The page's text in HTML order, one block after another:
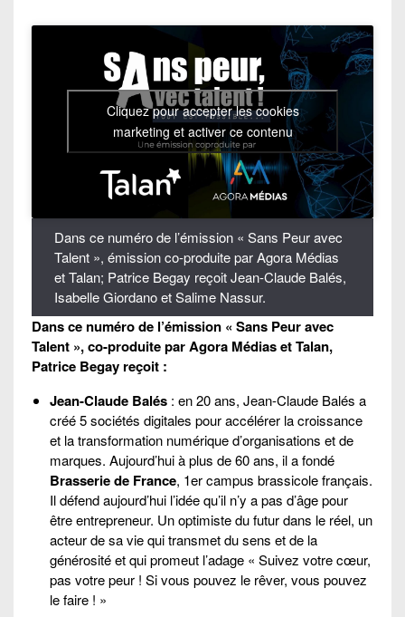
Cliquez pour accepter les cookies
marketing et activer ce contenu
Dans ce numéro de l’émission « Sans Peur avec
Talent », émission co-produite par Agora Médias
et Talan; Patrice Begay reçoit Jean-Claude Balés,
Isabelle Giordano et Salime Nassur.
Dans ce numéro de l’émission « Sans Peur avec
Talent », co-produite par Agora Médias et Talan,
Patrice Begay reçoit :
Jean-Claude Balés : en 20 ans, Jean-Claude Balés a
créé 5 sociétés digitales pour accélérer la croissance
et la transformation numérique d’organisations et de
marques. Aujourd’hui à plus de 60 ans, il a fondé
Brasserie de France, 1er campus brassicole français.
Il défend aujourd’hui l’idée qu’il n’y a pas d’âge pour
être entrepreneur. Un optimiste du futur dans le réel, un
acteur de sa vie qui transmet du sens et de la
générosité et qui promeut l’adage « Suivez votre cœur,
pas votre peur ! Si vous pouvez le rêver, vous pouvez
le faire ! »